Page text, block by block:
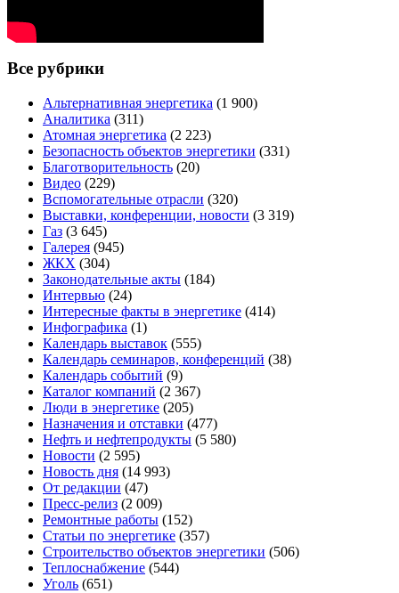
Все рубрики
Альтернативная энергетика (1 900)
Аналитика (311)
Атомная энергетика (2 223)
Безопасность объектов энергетики (331)
Благотворительность (20)
Видео (229)
Вспомогательные отрасли (320)
Выставки, конференции, новости (3 319)
Газ (3 645)
Галерея (945)
ЖКХ (304)
Законодательные акты (184)
Интервью (24)
Интересные факты в энергетике (414)
Инфографика (1)
Календарь выставок (555)
Календарь семинаров, конференций (38)
Календарь событий (9)
Каталог компаний (2 367)
Люди в энергетике (205)
Назначения и отставки (477)
Нефть и нефтепродукты (5 580)
Новости (2 595)
Новость дня (14 993)
От редакции (47)
Пресс-релиз (2 009)
Ремонтные работы (152)
Статьи по энергетике (357)
Строительство объектов энергетики (506)
Теплоснабжение (544)
Уголь (651)